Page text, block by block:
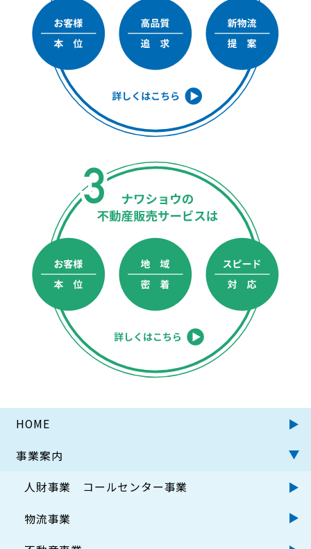
HOME
事業案内
人財事業
コールセンター事業
物流事業